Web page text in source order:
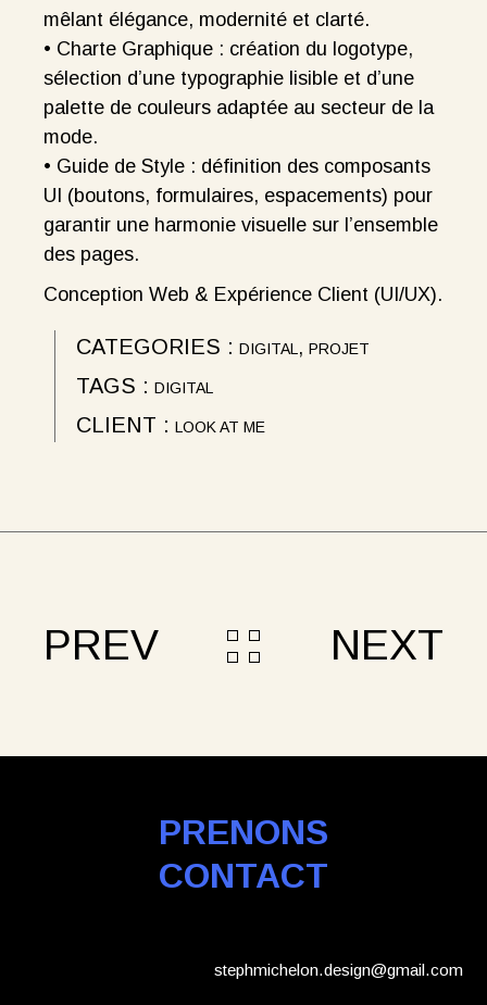
mêlant élégance, modernité et clarté.
• Charte Graphique : création du logotype,
sélection d’une typographie lisible et d’une
palette de couleurs adaptée au secteur de la
mode.
• Guide de Style : définition des composants
UI (boutons, formulaires, espacements) pour
garantir une harmonie visuelle sur l’ensemble
des pages.
Conception Web & Expérience Client (UI/UX).
CATEGORIES : DIGITAL PROJET
TAGS : DIGITAL
CLIENT : LOOK AT ME
PREV NEXT
PRENONS
CONTACT
stephmichelon.design@gmail.com